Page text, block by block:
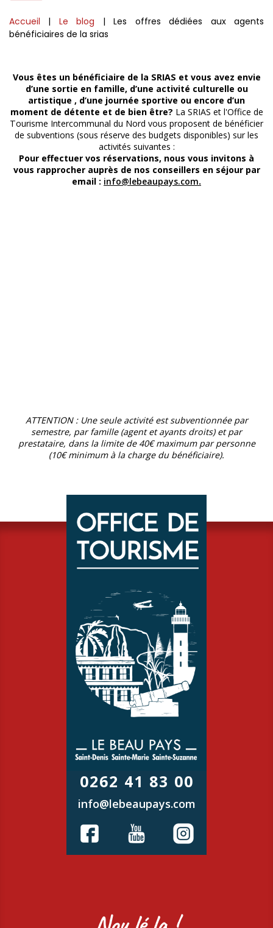
Accueil | Le blog | Les offres dédiées aux agents
bénéficiaires de la srias
Vous êtes un bénéficiaire de la SRIAS et vous avez envie
d’une sortie en famille, d’une activité culturelle ou
artistique , d’une journée sportive ou encore d’un
moment de détente et de bien être? La SRIAS et l'Office de
Tourisme Intercommunal du Nord vous proposent de bénéficier
de subventions (sous réserve des budgets disponibles) sur les
activités suivantes :
Pour effectuer vos réservations, nous vous invitons à
vous rapprocher auprès de nos conseillers en séjour par
email : info@lebeaupays.com.
ATTENTION : Une seule activité est subventionnée par
semestre, par famille (agent et ayants droits) et par
prestataire, dans la limite de 40€ maximum par personne
(10€ minimum à la charge du bénéficiaire).
0262 41 83 00
info@lebeaupays.com